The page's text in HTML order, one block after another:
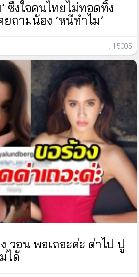
ซึ้งใจคนไทยไม่ทอดทิ้ง
ถามน้อง ‘หนีทำไม’
: 15005
วอน พอเถอะค่ะ ด่าไป ปู
ได้